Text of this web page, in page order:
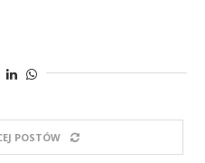
POSTÓW